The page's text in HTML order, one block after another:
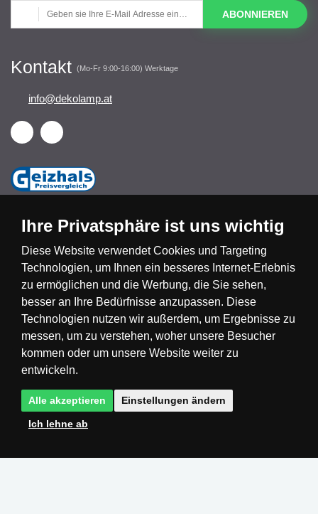
ABONNIEREN
Kontakt (Mo-Fr 9:00-16:00) Werktage
info@dekolamp.at
Česká republika Slovensko Deutschland
Magyarország Österreich België
Nederland
Ihre Privatsphäre ist uns wichtig
Diese Website verwendet Cookies und Targeting
Technologien, um Ihnen ein besseres Internet-Erlebnis
zu ermöglichen und die Werbung, die Sie sehen,
besser an Ihre Bedürfnisse anzupassen. Diese
Technologien nutzen wir außerdem, um Ergebnisse zu
messen, um zu verstehen, woher unsere Besucher
kommen oder um unsere Website weiter zu
entwickeln.
Alle akzeptieren Einstellungen ändern
Ich lehne ab